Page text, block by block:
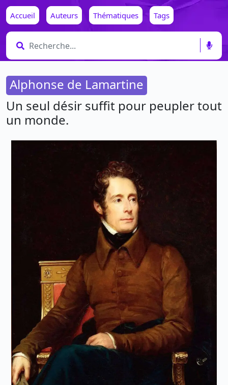
Accueil Auteurs Thématiques Tags
Alphonse de Lamartine
Un seul désir suffit pour peupler tout
un monde.